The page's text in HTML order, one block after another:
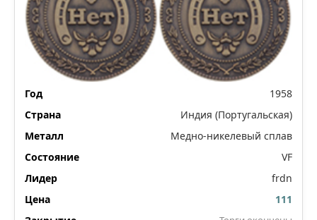
1958
Индия (Португальская)
Медно-никелевый сплав
VF
frdn
111